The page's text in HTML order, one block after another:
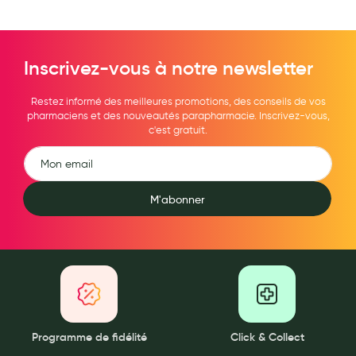
Inscrivez-vous à notre newsletter
Restez informé des meilleures promotions, des conseils de vos
pharmaciens et des nouveautés parapharmacie. Inscrivez-vous,
c'est gratuit.
M'abonner
Programme de fidélité Click & Collect